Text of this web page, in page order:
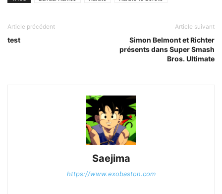
Article précédent
test
Article suivant
Simon Belmont et Richter
présents dans Super Smash
Bros. Ultimate
Saejima
https://www.exobaston.com